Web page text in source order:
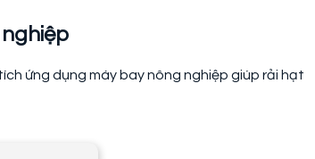
ứng dụng máy bay nông nghiệp giúp rải hạt